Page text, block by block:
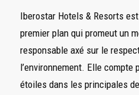
Iberostar Hotels & Resorts
premier plan qui promeut un
responsable axé sur le
l’environnement. Elle compte
étoiles dans les principales